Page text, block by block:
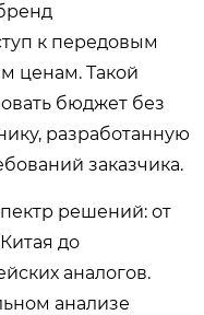
к передовым
ценам. Такой
бюджет без
разработанную
заказчика.
решений: от
до
аналогов.
анализе